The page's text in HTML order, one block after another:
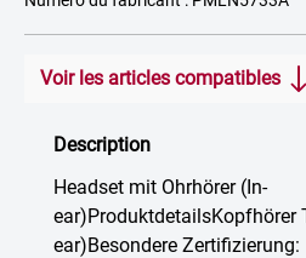
Voir les articles compatibles
Description
Headset mit Ohrhörer (In-
ear)ProduktdetailsKopfhörer
ear)Besondere Zertifizierung: